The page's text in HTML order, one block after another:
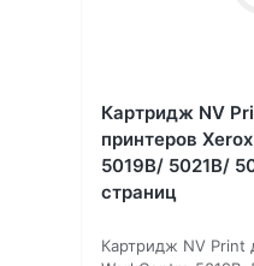
Картридж NV
принтеров
5019B/ 5021B/
страниц
Картридж NV Print